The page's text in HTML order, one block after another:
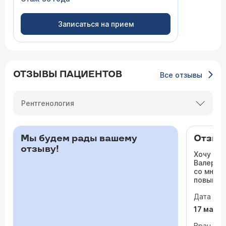
Записаться на прием
ОТЗЫВЫ ПАЦИЕНТОВ Все отзывы
Рентгенология
Мы будем рады вашему
отзыву!
Хочу
со мной
сердца.
раз
врачи
На
Дата
17 мая